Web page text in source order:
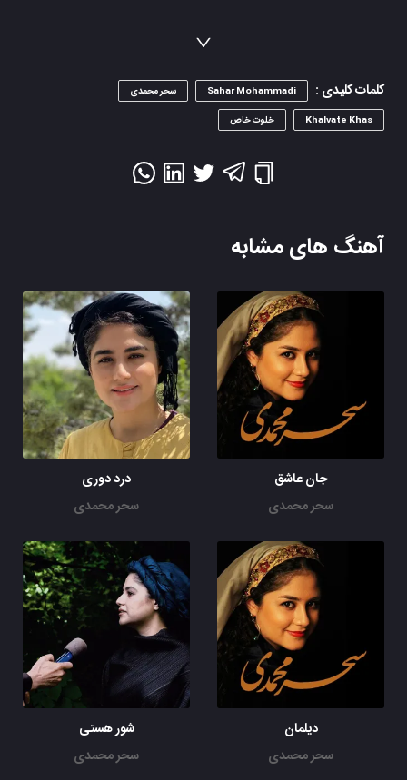
جاودان کس نشنیدیم که در کار بماند
کلمات کلیدی :
Sahar Mohammadi
سحر محمدی
Khalvate Khas
خلوت خاص
آهنگ های مشابه
جان عاشق
سحر محمدی
درد دوری
سحر محمدی
دیلمان
سحر محمدی
شور هستی
سحر محمدی